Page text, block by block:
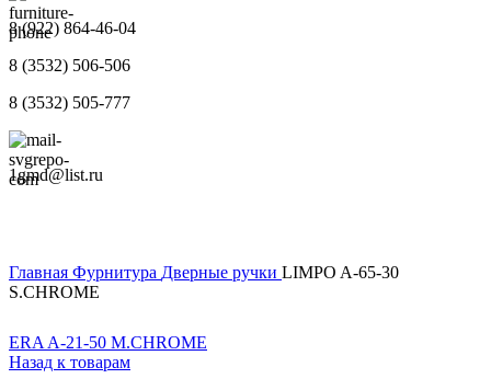
8 (922) 864-46-04
8 (3532) 506-506
8 (3532) 505-777
1gmd@list.ru
Главная Фурнитура Дверные ручки LIMPO A-65-30
S.CHROME
ERA A-21-50 M.CHROME
Назад к товарам